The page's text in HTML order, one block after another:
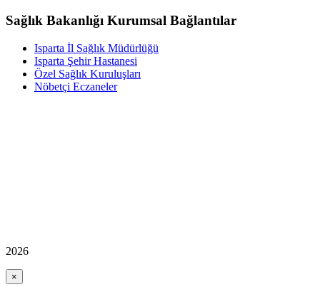
Sağlık Bakanlığı Kurumsal Bağlantılar
Isparta İl Sağlık Müdürlüğü
Isparta Şehir Hastanesi
Özel Sağlık Kuruluşları
Nöbetçi Eczaneler
2026
×